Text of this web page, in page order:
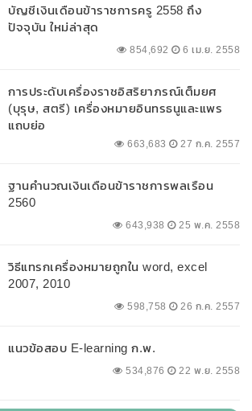
บัญชีเงินเดือนข้าราชการครู 2558 ถึง
ปัจจุบัน ใหม่ล่าสุด
854,692 6 เม.ย. 2558
การประดับเครื่องราชอิสริยาภรณ์เต็มยศ
(บุรุษ, สตรี) เครื่องหมายอินทรธนูและแพร
แถบย่อ
663,683 27 ก.ค. 2557
ฐานคำนวณเงินเดือนข้าราชการพลเรือน
2560
643,938 25 พ.ค. 2558
วิธีแทรกเครื่องหมายถูกใน word, excel
2007, 2010
598,758 26 ก.ค. 2557
แนวข้อสอบ E-learning ก.พ.
534,876 22 พ.ย. 2558